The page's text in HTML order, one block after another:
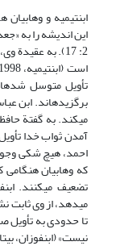
ابن‏تیمیه و
2: 17). به
تأویل متوسل
برگزیده‏اند. ابن
می‏کند. به گفتة
آمدن ثواب خدا
که وهابیان هنگامی
تضعیف می‏کنند.
می‏دهد، از وی ثابت
تا حدودی به تأویل
نیست» (ابن‏فوزان، بی‏تا: